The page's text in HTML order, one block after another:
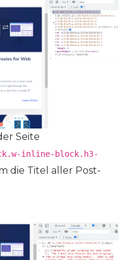
Seite
inline-block.h3-
die Titel aller Post-